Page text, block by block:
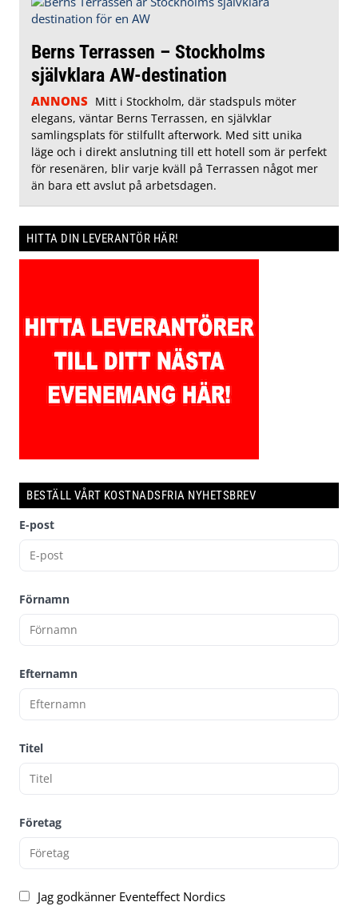
Berns Terrassen – Stockholms
självklara AW-destination
ANNONS Mitt i Stockholm, där stadspuls möter
elegans, väntar Berns Terrassen, en självklar
samlingsplats för stilfullt afterwork. Med sitt unika
läge och i direkt anslutning till ett hotell som är perfekt
för resenären, blir varje kväll på Terrassen något mer
än bara ett avslut på arbetsdagen.
HITTA DIN LEVERANTÖR HÄR!
BESTÄLL VÅRT KOSTNADSFRIA NYHETSBREV
E-post
Förnamn
Efternamn
Titel
Företag
Jag godkänner Eventeffect Nordics